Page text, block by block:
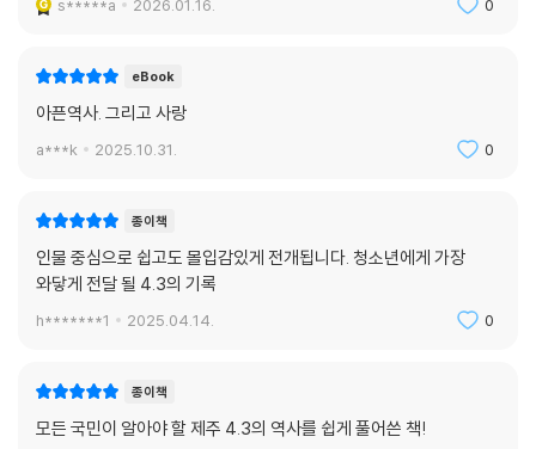
년들이 제주 4?3의 의미를 가슴 깊이 새길 수 있게 되길 간절히 바란다.
s*****a 2026.01.16. 0
eBook
아픈역사. 그리고 사랑
a***k 2025.10.31. 0
종이책
인물 중심으로 쉽고도 몰입감있게 전개됩니다. 청소년에게 가장
와닿게 전달 될 4.3의 기록
h*******1 2025.04.14. 0
종이책
모든 국민이 알아야 할 제주 4.3의 역사를 쉽게 풀어쓴 책!